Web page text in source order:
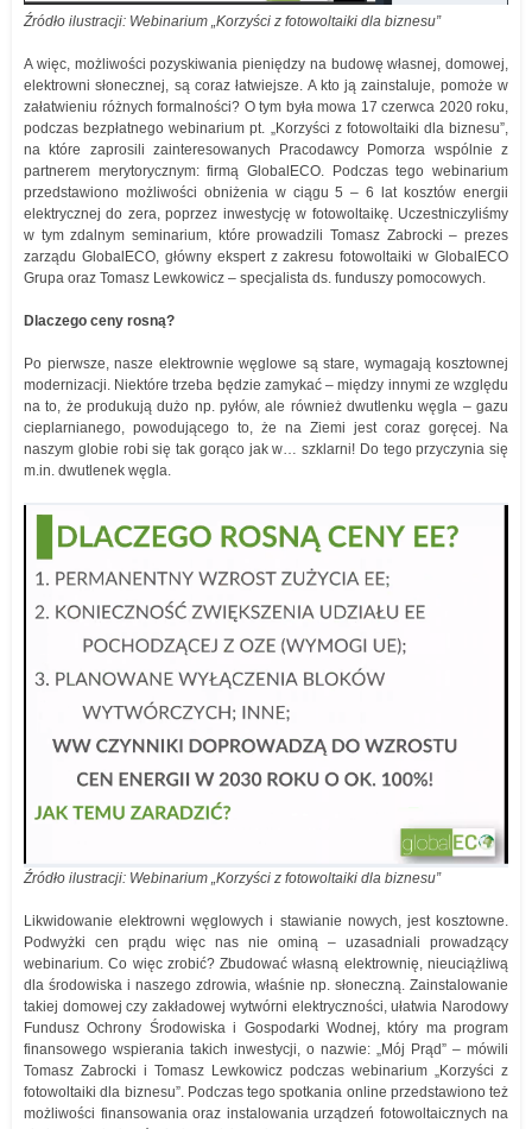
Źródło ilustracji: Webinarium „Korzyści z fotowoltaiki dla biznesu”
A więc, możliwości pozyskiwania pieniędzy na budowę własnej, domowej,
elektrowni słonecznej, są coraz łatwiejsze. A kto ją zainstaluje, pomoże w
załatwieniu różnych formalności? O tym była mowa 17 czerwca 2020 roku,
podczas bezpłatnego webinarium pt. „Korzyści z fotowoltaiki dla biznesu”,
na które zaprosili zainteresowanych Pracodawcy Pomorza wspólnie z
partnerem merytorycznym: firmą GlobalECO. Podczas tego webinarium
przedstawiono możliwości obniżenia w ciągu 5 – 6 lat kosztów energii
elektrycznej do zera, poprzez inwestycję w fotowoltaikę. Uczestniczyliśmy
w tym zdalnym seminarium, które prowadzili Tomasz Zabrocki – prezes
zarządu GlobalECO, główny ekspert z zakresu fotowoltaiki w GlobalECO
Grupa oraz Tomasz Lewkowicz – specjalista ds. funduszy pomocowych.
Dlaczego ceny rosną?
Po pierwsze, nasze elektrownie węglowe są stare, wymagają kosztownej
modernizacji. Niektóre trzeba będzie zamykać – między innymi ze względu
na to, że produkują dużo np. pyłów, ale również dwutlenku węgla – gazu
cieplarnianego, powodującego to, że na Ziemi jest coraz goręcej. Na
naszym globie robi się tak gorąco jak w… szklarni! Do tego przyczynia się
m.in. dwutlenek węgla.
Źródło ilustracji: Webinarium „Korzyści z fotowoltaiki dla biznesu”
Likwidowanie elektrowni węglowych i stawianie nowych, jest kosztowne.
Podwyżki cen prądu więc nas nie ominą – uzasadniali prowadzący
webinarium. Co więc zrobić? Zbudować własną elektrownię, nieuciążliwą
dla środowiska i naszego zdrowia, właśnie np. słoneczną. Zainstalowanie
takiej domowej czy zakładowej wytwórni elektryczności, ułatwia Narodowy
Fundusz Ochrony Środowiska i Gospodarki Wodnej, który ma program
finansowego wspierania takich inwestycji, o nazwie: „Mój Prąd” – mówili
Tomasz Zabrocki i Tomasz Lewkowicz podczas webinarium „Korzyści z
fotowoltaiki dla biznesu”. Podczas tego spotkania online przedstawiono też
możliwości finansowania oraz instalowania urządzeń fotowoltaicznych na